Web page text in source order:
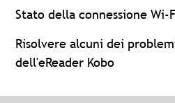
Stato della connessione Wi-
Risolvere alcuni dei
dell'eReader Kobo